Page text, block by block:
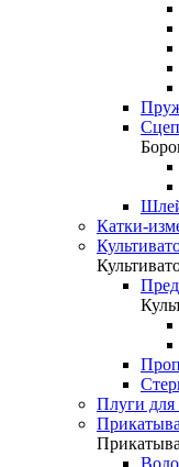
Катки-
Плуги для